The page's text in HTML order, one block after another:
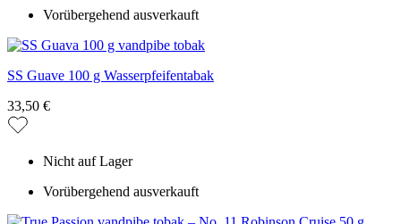
Vorübergehend ausverkauft
SS Guave 100 g Wasserpfeifentabak
33,50 €
Nicht auf Lager
Vorübergehend ausverkauft